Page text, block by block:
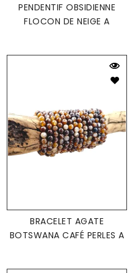
PENDENTIF OBSIDIENNE
FLOCON DE NEIGE A
BRACELET AGATE
BOTSWANA CAFÉ PERLES A